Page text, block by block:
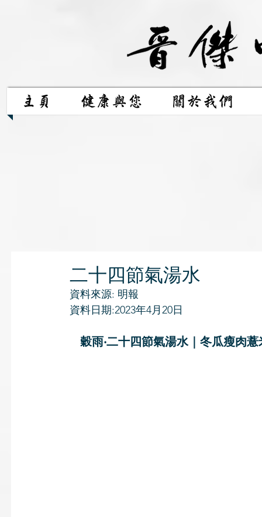
主頁 健康與您 關於我們
二十四節氣湯水
資料來源: 明報
資料日期:2023年4月20日
穀雨‧二十四節氣湯水｜冬瓜瘦肉